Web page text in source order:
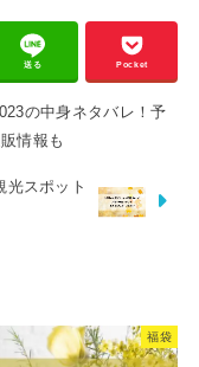
送る Pocket
の中身ネタバレ！予
情報も
光スポット
福袋